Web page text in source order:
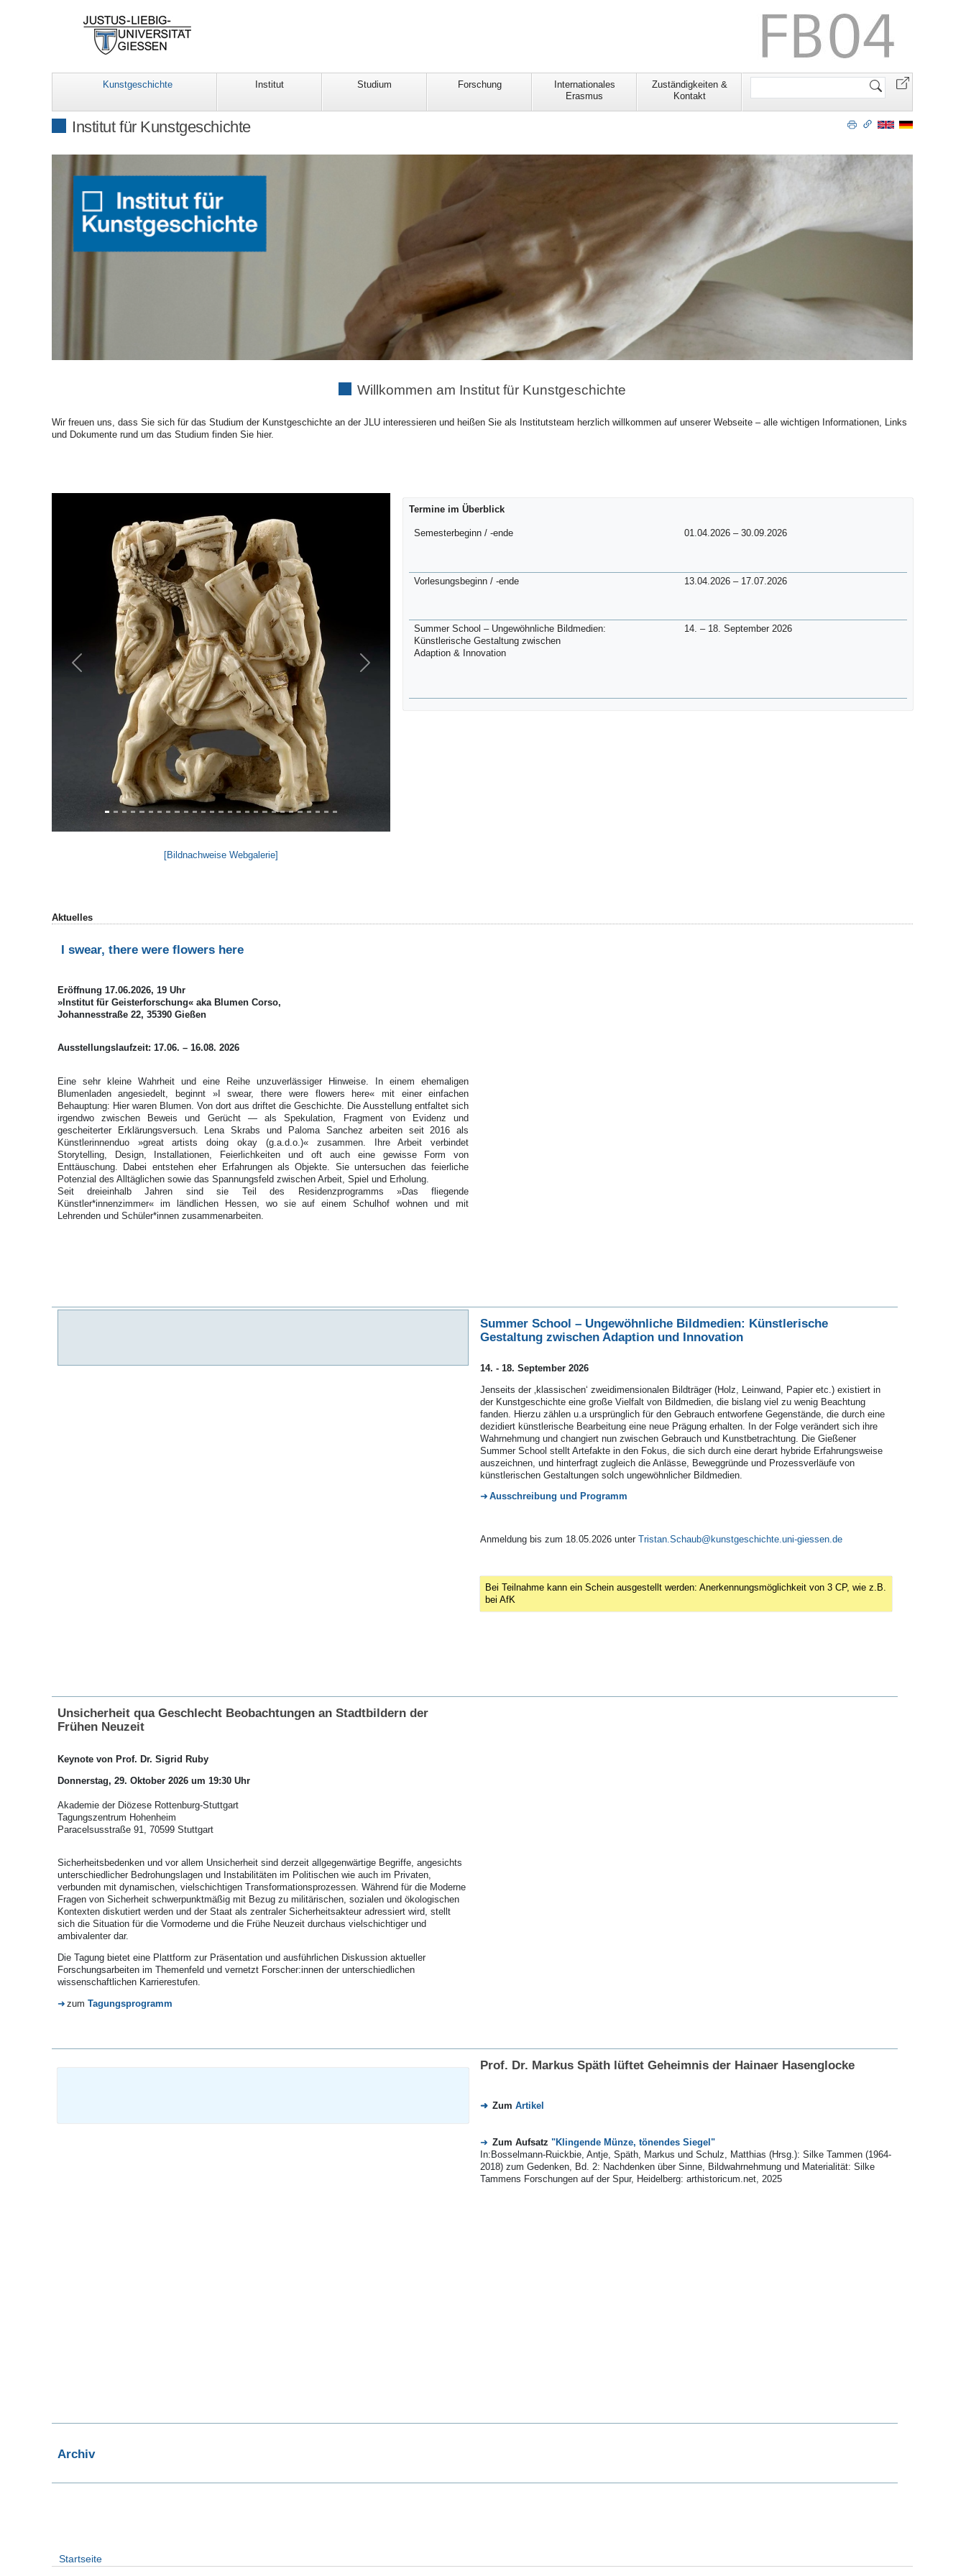
Kunstgeschichte Institut Studium Forschung
Internationales
Erasmus
Zuständigkeiten &
Kontakt
Website
Institut für Kunstgeschichte
Willkommen am Institut für Kunstgeschichte
Wir freuen uns, dass Sie sich für das Studium der Kunstgeschichte an der JLU interessieren und heißen Sie als Institutsteam herzlich willkommen auf unserer Webseite – alle wichtigen Informationen, Links
und Dokumente rund um das Studium finden Sie hier.
Previous Next
[Bildnachweise Webgalerie]
Termine im Überblick
Semesterbeginn / -ende 01.04.2026 – 30.09.2026
Vorlesungsbeginn / -ende 13.04.2026 – 17.07.2026
Summer School – Ungewöhnliche Bildmedien:
Künstlerische Gestaltung zwischen
Adaption & Innovation
14. – 18. September 2026
Aktuelles
I swear, there were flowers here
Eröffnung 17.06.2026, 19 Uhr
»Institut für Geisterforschung« aka Blumen Corso,
Johannesstraße 22, 35390 Gießen
Ausstellungslaufzeit: 17.06. – 16.08. 2026
Eine sehr kleine Wahrheit und eine Reihe unzuverlässiger Hinweise. In einem ehemaligen
Blumenladen angesiedelt, beginnt »I swear, there were flowers here« mit einer einfachen
Behauptung: Hier waren Blumen. Von dort aus driftet die Geschichte. Die Ausstellung entfaltet sich
irgendwo zwischen Beweis und Gerücht — als Spekulation, Fragment von Evidenz und
gescheiterter Erklärungsversuch. Lena Skrabs und Paloma Sanchez arbeiten seit 2016 als
Künstlerinnenduo »great artists doing okay (g.a.d.o.)« zusammen. Ihre Arbeit verbindet
Storytelling, Design, Installationen, Feierlichkeiten und oft auch eine gewisse Form von
Enttäuschung. Dabei entstehen eher Erfahrungen als Objekte. Sie untersuchen das feierliche
Potenzial des Alltäglichen sowie das Spannungsfeld zwischen Arbeit, Spiel und Erholung.
Seit dreieinhalb Jahren sind sie Teil des Residenzprogramms »Das fliegende
Künstler*innenzimmer« im ländlichen Hessen, wo sie auf einem Schulhof wohnen und mit
Lehrenden und Schüler*innen zusammenarbeiten.
Summer School – Ungewöhnliche Bildmedien: Künstlerische
Gestaltung zwischen Adaption und Innovation
14. - 18. September 2026
Jenseits der ‚klassischen‘ zweidimensionalen Bildträger (Holz, Leinwand, Papier etc.) existiert in
der Kunstgeschichte eine große Vielfalt von Bildmedien, die bislang viel zu wenig Beachtung
fanden. Hierzu zählen u.a ursprünglich für den Gebrauch entworfene Gegenstände, die durch eine
dezidiert künstlerische Bearbeitung eine neue Prägung erhalten. In der Folge verändert sich ihre
Wahrnehmung und changiert nun zwischen Gebrauch und Kunstbetrachtung. Die Gießener
Summer School stellt Artefakte in den Fokus, die sich durch eine derart hybride Erfahrungsweise
auszeichnen, und hinterfragt zugleich die Anlässe, Beweggründe und Prozessverläufe von
künstlerischen Gestaltungen solch ungewöhnlicher Bildmedien.
Ausschreibung und Programm
Anmeldung bis zum 18.05.2026 unter Tristan.Schaub
Bei Teilnahme kann ein Schein ausgestellt werden: Anerkennungsmöglichkeit von 3 CP, wie z.B.
bei AfK
Unsicherheit qua Geschlecht Beobachtungen an Stadtbildern der
Frühen Neuzeit
Keynote von Prof. Dr. Sigrid Ruby
Donnerstag, 29. Oktober 2026 um 19:30 Uhr
Akademie der Diözese Rottenburg-Stuttgart
Tagungszentrum Hohenheim
Paracelsusstraße 91, 70599 Stuttgart
Sicherheitsbedenken und vor allem Unsicherheit sind derzeit allgegenwärtige Begriffe, angesichts
unterschiedlicher Bedrohungslagen und Instabilitäten im Politischen wie auch im Privaten,
verbunden mit dynamischen, vielschichtigen Transformationsprozessen. Während für die Moderne
Fragen von Sicherheit schwerpunktmäßig mit Bezug zu militärischen, sozialen und ökologischen
Kontexten diskutiert werden und der Staat als zentraler Sicherheitsakteur adressiert wird, stellt
sich die Situation für die Vormoderne und die Frühe Neuzeit durchaus vielschichtiger und
ambivalenter dar.
Die Tagung bietet eine Plattform zur Präsentation und ausführlichen Diskussion aktueller
Forschungsarbeiten im Themenfeld und vernetzt Forscher:innen der unterschiedlichen
wissenschaftlichen Karrierestufen.
zumTagungsprogramm
Prof. Dr. Markus Späth lüftet Geheimnis der Hainaer Hasenglocke
ZumArtikel
Zum Aufsatz"Klingende Münze, tönendes Siegel"
In:Bosselmann-Ruickbie, Antje, Späth, Markus und Schulz, Matthias (Hrsg.): Silke Tammen (1964-
2018) zum Gedenken, Bd. 2: Nachdenken über Sinne, Bildwahrnehmung und Materialität: Silke
Tammens Forschungen auf der Spur, Heidelberg: arthistoricum.net, 2025
Archiv
Startseite